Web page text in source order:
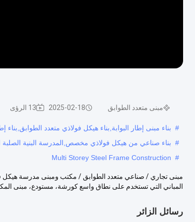
مبنى متعدد الطوابق 2025-02-18 13 الرؤى
# بناء مبنى إطار البوابة,بناء هيكل فولاذي متعدد الطوابق,بناء
# بناء صناعي من هيكل فولاذي مخصص,المدرسة البنية الصلبة
#
Multi Storey Steel Frame Construction
مبنى تجاري / صناعي متعدد الطوابق / مكتب ومبنى مدرسة هيكل
المباني التي تستخدم على نطاق واسع كورشة، مستودع، مبنى
رسائل الزائر